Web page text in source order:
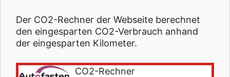
Der CO2-Rechner der Webseite berechnet
den eingesparten CO2-Verbrauch anhand
der eingesparten Kilometer.
CO2-Rechner